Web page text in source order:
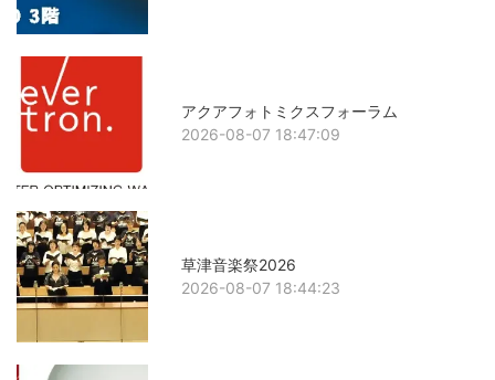
アクアフォトミクスフォーラム
2026-08-07 18:47:09
草津音楽祭2026
2026-08-07 18:44:23